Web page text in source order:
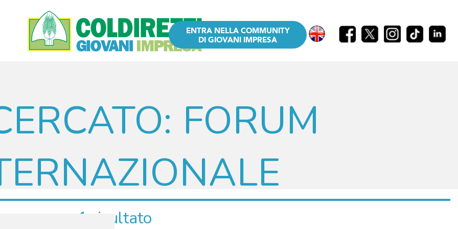
ENTRA NELLA COMMUNITY
DI GIOVANI IMPRESA
FORUM
1 risultato